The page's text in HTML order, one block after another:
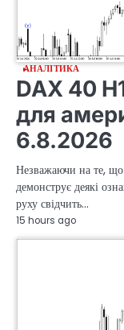
АНАЛІТИКА
DAX 40
для
6.8.2026
Незважаючи на те,
демонструє деякі
руху свідчить…
15 hours ago